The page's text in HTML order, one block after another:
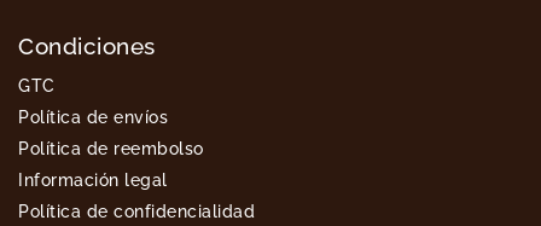
Condiciones
GTC
Política de envíos
Política de reembolso
Información legal
Política de confidencialidad